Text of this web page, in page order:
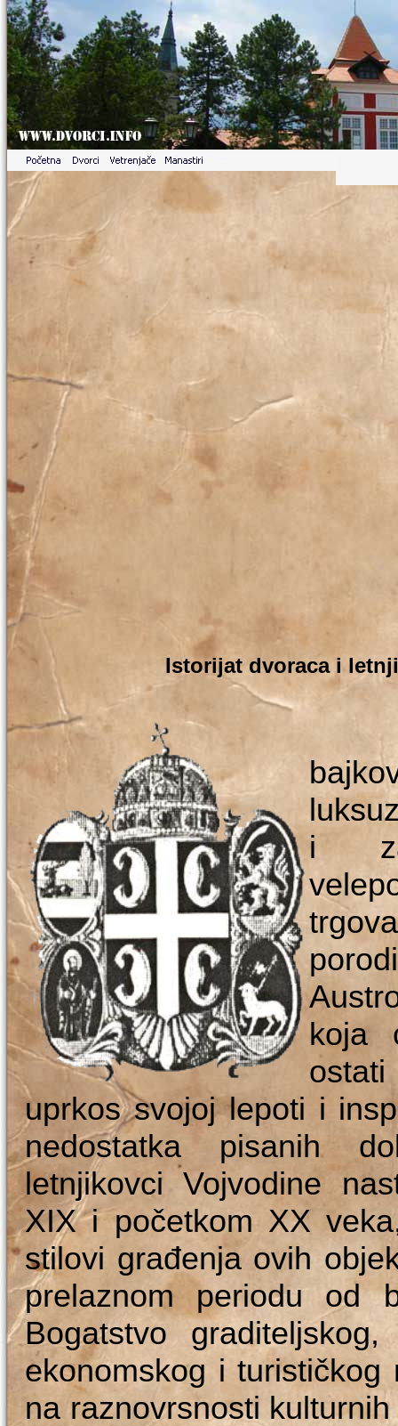
Istorijat dvoraca i
i
koja
uprkos svojoj lepoti i
nedostatka pisanih
letnjikovci Vojvodine
XIX i početkom XX
stilovi građenja ovih
prelaznom periodu od
Bogatstvo
ekonomskog i
na raznovrsnosti